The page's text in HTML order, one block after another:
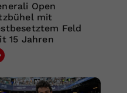
Open
mit
Feld
15 Jahren